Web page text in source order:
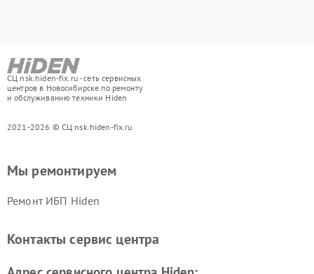
СЦ nsk.hiden-fix.ru - сеть сервисных
центров в Новосибирске по ремонту
и обслуживанию техники Hiden
2021-2026 © СЦ nsk.hiden-fix.ru
Мы ремонтируем
Ремонт ИБП Hiden
Контакты сервис центра